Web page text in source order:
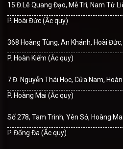
15 Đ.Lê Quang Đạo, Mễ Trì, Nam Từ
P. Hoài Đức (Ắc quy)
368 Hoàng Tùng, An Khánh, Hoài Đức,
P. Hoàn Kiếm (Ắc quy)
7 Đ. Nguyễn Thái Học, Cửa Nam,
P. Hoàng Mai (Ắc quy)
Số 278, Tam Trinh, Yên Sở, Hoàng
P. Đống Đa (Ắc quy)